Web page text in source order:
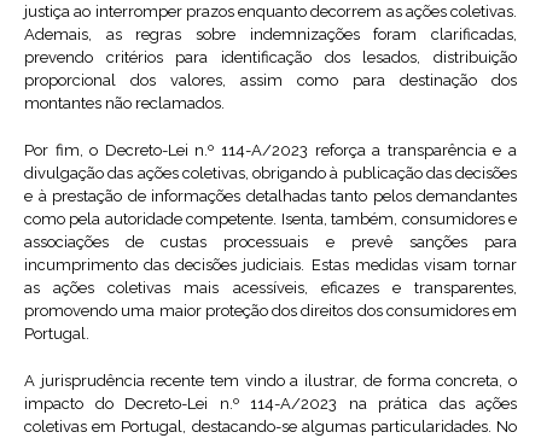
justiça ao interromper prazos enquanto decorrem as ações coletivas.
Ademais, as regras sobre indemnizações foram clarificadas,
prevendo critérios para identificação dos lesados, distribuição
proporcional dos valores, assim como para destinação dos
montantes não reclamados.
Por fim, o Decreto-Lei n.º 114-A/2023 reforça a transparência e a
divulgação das ações coletivas, obrigando à publicação das decisões
e à prestação de informações detalhadas tanto pelos demandantes
como pela autoridade competente. Isenta, também, consumidores e
associações de custas processuais e prevê sanções para
incumprimento das decisões judiciais. Estas medidas visam tornar
as ações coletivas mais acessíveis, eficazes e transparentes,
promovendo uma maior proteção dos direitos dos consumidores em
Portugal.
A jurisprudência recente tem vindo a ilustrar, de forma concreta, o
impacto do Decreto-Lei n.º 114-A/2023 na prática das ações
coletivas em Portugal, destacando-se algumas particularidades. No